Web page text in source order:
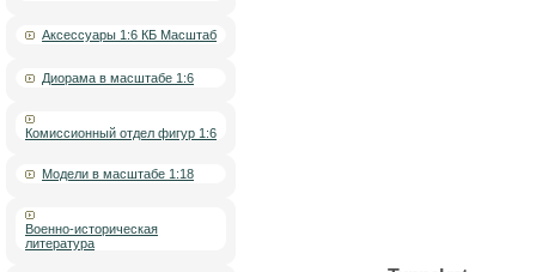
Аксессуары 1:6 КБ Масштаб
Диорама в масштабе 1:6
Комиссионный отдел фигур 1:6
Модели в масштабе 1:18
Военно-историческая
литература